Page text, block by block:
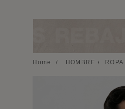
Home / HOMBRE /